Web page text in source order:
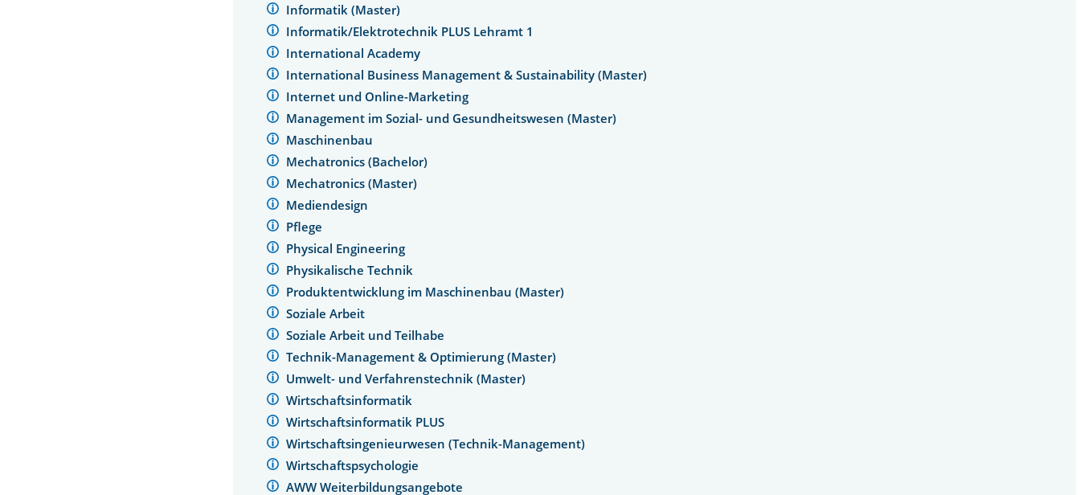
Informatik (Master)
Informatik/Elektrotechnik PLUS Lehramt 1
International Academy
International Business Management & Sustainability (Master)
Internet und Online-Marketing
Management im Sozial- und Gesundheitswesen (Master)
Maschinenbau
Mechatronics (Bachelor)
Mechatronics (Master)
Mediendesign
Pflege
Physical Engineering
Physikalische Technik
Produktentwicklung im Maschinenbau (Master)
Soziale Arbeit
Soziale Arbeit und Teilhabe
Technik-Management & Optimierung (Master)
Umwelt- und Verfahrenstechnik (Master)
Wirtschaftsinformatik
Wirtschaftsinformatik PLUS
Wirtschaftsingenieurwesen (Technik-Management)
Wirtschaftspsychologie
AWW Weiterbildungsangebote